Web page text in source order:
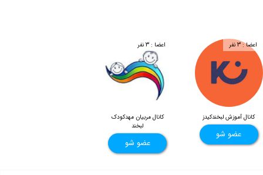
کانال آموزش لبخندکیدز
عضو شو
اعضا : 3 نفر
کانال مربیان مهدکودک
لبخند
عضو شو
اعضا : 3 نفر